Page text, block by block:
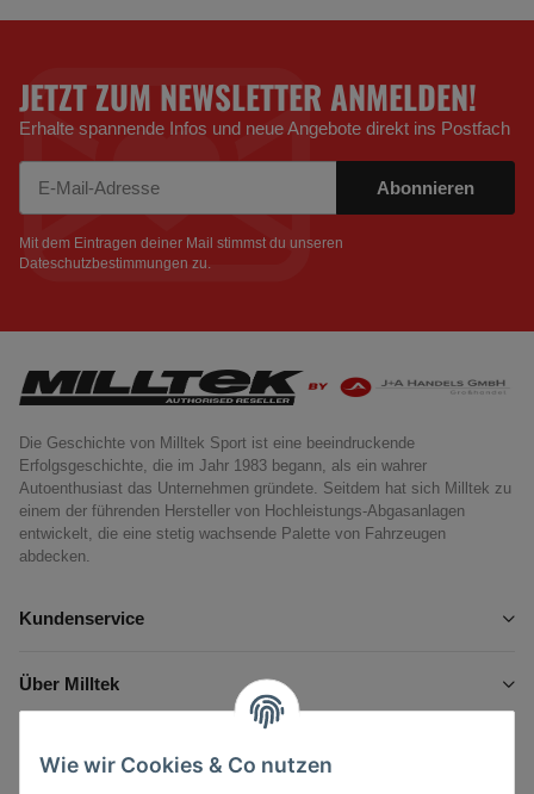
Wie wir Cookies & Co nutzen
JETZT ZUM NEWSLETTER ANMELDEN!
Erhalte spannende Infos und neue Angebote direkt ins Postfach
Abonnieren
Mit dem Eintragen deiner Mail stimmst du unseren
Dateschutzbestimmungen zu.
Die Geschichte von Milltek Sport ist eine beeindruckende
Erfolgsgeschichte, die im Jahr 1983 begann, als ein wahrer
Autoenthusiast das Unternehmen gründete. Seitdem hat sich Milltek zu
einem der führenden Hersteller von Hochleistungs-Abgasanlagen
entwickelt, die eine stetig wachsende Palette von Fahrzeugen
abdecken.
Kundenservice
Über Milltek